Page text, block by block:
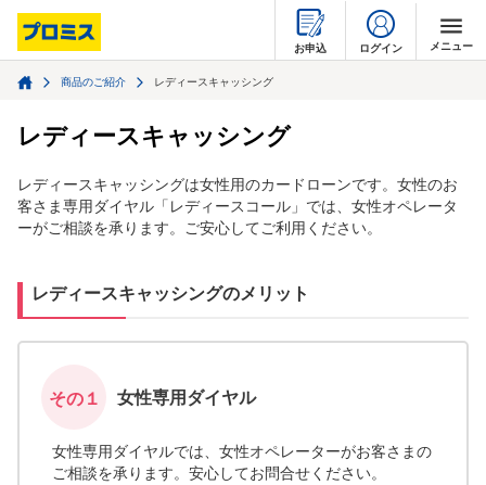
お申込 ログイン メニュー
はじめて利用する
借りるとき
返すとき
プロミスについて
閉じる
商品のご紹介 レディースキャッシング
レディースキャッシング
レディースキャッシングは女性用のカードローンです。女性のお
客さま専用ダイヤル「レディースコール」では、女性オペレータ
ーがご相談を承ります。ご安心してご利用ください。
レディースキャッシングのメリット
その１ 女性専用ダイヤル
女性専用ダイヤルでは、女性オペレーターがお客さまの
ご相談を承ります。安心してお問合せください。